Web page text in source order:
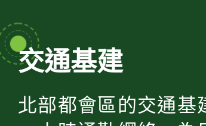
交通基建
北部都會區的交通基